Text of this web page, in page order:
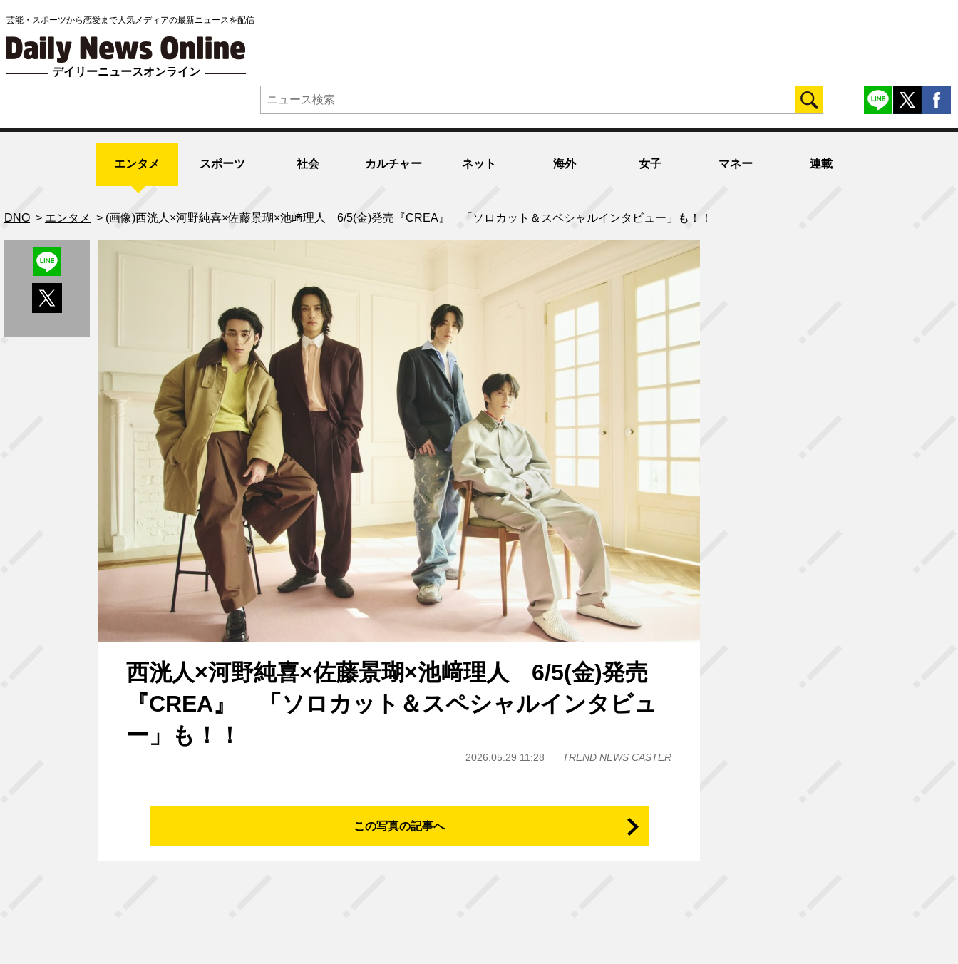
芸能・スポーツから恋愛まで人気メディアの最新ニュースを配信
デイリーニュースオンライン
エンタメ スポーツ 社会 カルチャー ネット 海外 女子 マネー 連載
DNO > エンタメ > (画像)西洸人×河野純喜×佐藤景瑚×池﨑理人 6/5(金)発売『CREA』 「ソロカット＆スペシャルインタビュー」も！！
西洸人×河野純喜×佐藤景瑚×池﨑理人 6/5(金)発売
『CREA』 「ソロカット＆スペシャルインタビュ
ー」も！！
2026.05.29 11:28 TREND NEWS CASTER
この写真の記事へ